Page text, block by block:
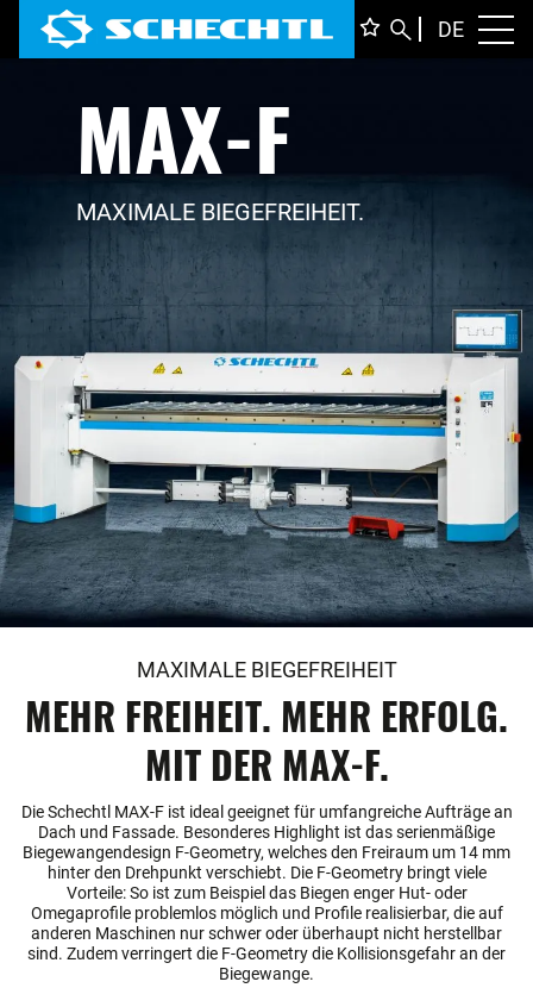
DE
MAX-F
MAXIMALE BIEGEFREIHEIT.
MAXIMALE BIEGEFREIHEIT
MEHR FREIHEIT. MEHR ERFOLG.
MIT DER MAX-F.
Die Schechtl MAX-F ist ideal geeignet für umfangreiche Aufträge an
Dach und Fassade. Besonderes Highlight ist das serienmäßige
Biegewangendesign F-Geometry, welches den Freiraum um 14 mm
hinter den Drehpunkt verschiebt. Die F-Geometry bringt viele
Vorteile: So ist zum Beispiel das Biegen enger Hut- oder
Omegaprofile problemlos möglich und Profile realisierbar, die auf
anderen Maschinen nur schwer oder überhaupt nicht herstellbar
sind. Zudem verringert die F-Geometry die Kollisionsgefahr an der
Biegewange.